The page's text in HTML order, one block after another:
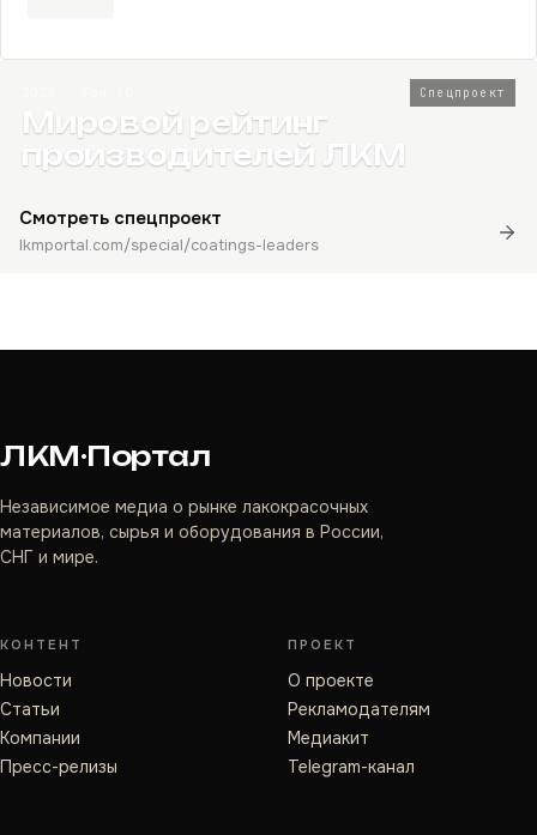
Спецпроект
Мировой рейтинг
производителей ЛКМ
Смотреть спецпроект
lkmportal.com/special/coatings-leaders
ЛКМ·Портал
Независимое медиа о рынке лакокрасочных
материалов, сырья и оборудования в России,
СНГ и мире.
КОНТЕНТ
Новости
Статьи
Компании
Пресс-релизы
ПРОЕКТ
О проекте
Рекламодателям
Медиакит
Telegram-канал